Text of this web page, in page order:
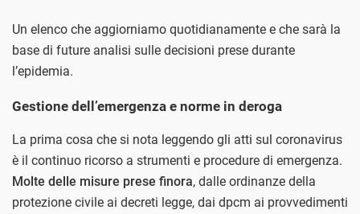
Un elenco che aggiorniamo quotidianamente e che sarà la
base di future analisi sulle decisioni prese durante
l’epidemia.
Gestione dell’emergenza e norme in deroga
La prima cosa che si nota leggendo gli atti sul coronavirus
è il continuo ricorso a strumenti e procedure di emergenza.
Molte delle misure prese finora, dalle ordinanze della
protezione civile ai decreti legge, dai dpcm ai provvedimenti